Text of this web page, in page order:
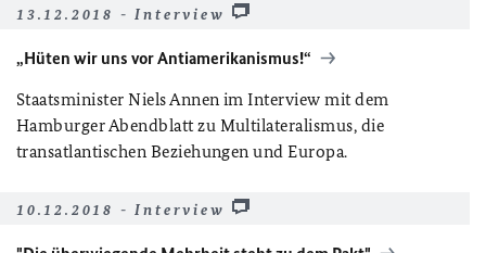
13.12.2018 - Interview
„Hüten wir uns vor Antiamerikanismus!“
Staatsminister Niels Annen im Interview mit dem
Hamburger Abendblatt zu Multilateralismus, die
transatlantischen Beziehungen und Europa.
10.12.2018 - Interview